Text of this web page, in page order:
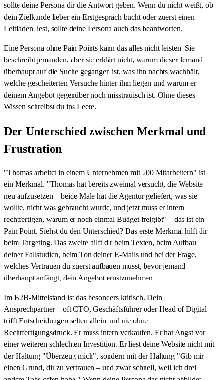
sollte deine Persona dir die Antwort geben. Wenn du nicht weißt, ob
dein Zielkunde lieber ein Erstgespräch bucht oder zuerst einen
Leitfaden liest, sollte deine Persona auch das beantworten.
Eine Persona ohne Pain Points kann das alles nicht leisten. Sie
beschreibt jemanden, aber sie erklärt nicht, warum dieser Jemand
überhaupt auf die Suche gegangen ist, was ihn nachts wachhält,
welche gescheiterten Versuche hinter ihm liegen und warum er
deinem Angebot gegenüber noch misstrauisch ist. Ohne dieses
Wissen schreibst du ins Leere.
Der Unterschied zwischen Merkmal und
Frustration
"Thomas arbeitet in einem Unternehmen mit 200 Mitarbeitern" ist
ein Merkmal. "Thomas hat bereits zweimal versucht, die Website
neu aufzusetzen – beide Male hat die Agentur geliefert, was sie
wollte, nicht was gebraucht wurde, und jetzt muss er intern
rechtfertigen, warum er noch einmal Budget freigibt" – das ist ein
Pain Point. Siehst du den Unterschied? Das erste Merkmal hilft dir
beim Targeting. Das zweite hilft dir beim Texten, beim Aufbau
deiner Fallstudien, beim Ton deiner E-Mails und bei der Frage,
welches Vertrauen du zuerst aufbauen musst, bevor jemand
überhaupt anfängt, dein Angebot ernstzunehmen.
Im B2B-Mittelstand ist das besonders kritisch. Dein
Ansprechpartner – oft CTO, Geschäftsführer oder Head of Digital –
trifft Entscheidungen selten allein und nie ohne
Rechtfertigungsdruck. Er muss intern verkaufen. Er hat Angst vor
einer weiteren schlechten Investition. Er liest deine Website nicht mit
der Haltung "Überzeug mich", sondern mit der Haltung "Gib mir
einen Grund, dir zu vertrauen – und zwar schnell, weil ich drei